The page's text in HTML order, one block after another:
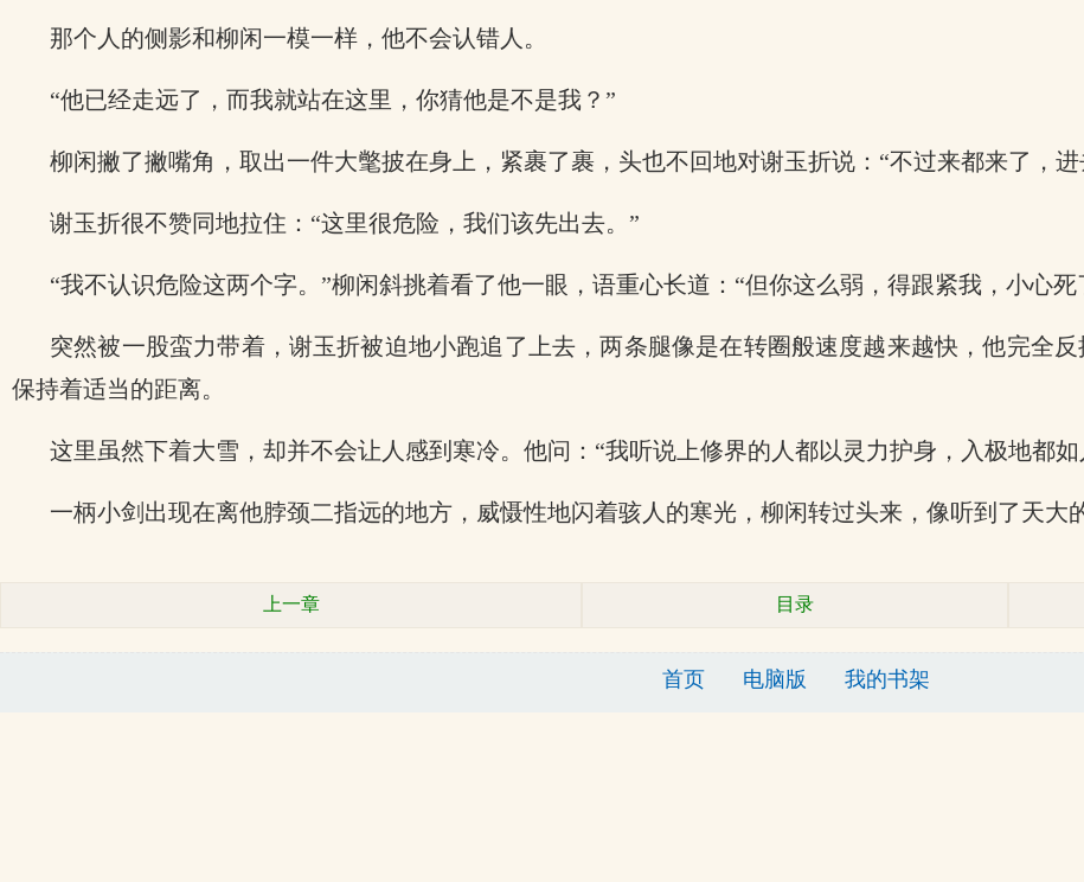
那个人的侧影和柳闲一模一样，他不会认错人。
“他已经走远了，而我就站在这里，你猜他是不是我？”
柳闲撇了撇嘴角，取出一件大氅披在身上，紧裹了裹，头也不回地对谢玉折说：“不过来都来了，
谢玉折很不赞同地拉住：“这里很危险，我们该先出去。”
“我不认识危险这两个字。”柳闲斜挑着看了他一眼，语重心长道：“但你这么弱，得跟紧我，小心死
突然被一股蛮力带着，谢玉折被迫地小跑追了上去，两条腿像是在转圈般速度越来越快，他完全
保持着适当的距离。
这里虽然下着大雪，却并不会让人感到寒冷。他问：“我听说上修界的人都以灵力护身，入极地都
一柄小剑出现在离他脖颈二指远的地方，威慑性地闪着骇人的寒光，柳闲转过头来，像听到了天大
上一章 目录
首页 电脑版 我的书架